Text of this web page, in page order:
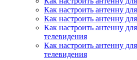
Как настроить антенну
Как настроить антенну
Как настроить антенну
телевидения
Как настроить антенну
телевидения